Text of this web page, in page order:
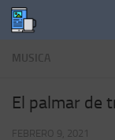
Saltar al contenido
MUSICA
El palmar de
FEBRERO 9, 2021